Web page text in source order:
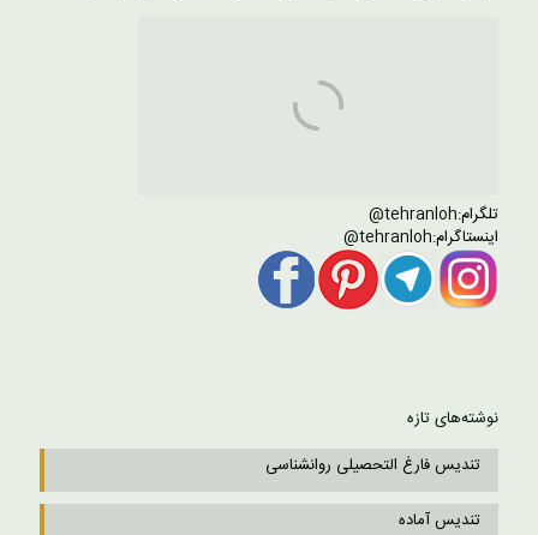
تلگرام:tehranloh@
اینستاگرام:tehranloh@
نوشته‌های تازه
تندیس فارغ التحصیلی روانشناسی
تندیس آماده